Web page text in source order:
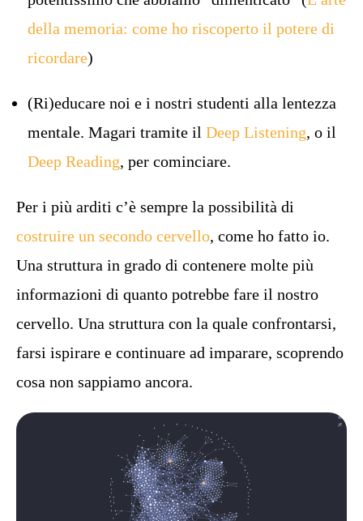
della memoria: come ho riscoperto il potere di
ricordare)
(Ri)educare noi e i nostri studenti alla lentezza
mentale. Magari tramite il Deep Listening, o il
Deep Reading, per cominciare.
Per i più arditi c’è sempre la possibilità di
costruire un secondo cervello, come ho fatto io.
Una struttura in grado di contenere molte più
informazioni di quanto potrebbe fare il nostro
cervello. Una struttura con la quale confrontarsi,
farsi ispirare e continuare ad imparare, scoprendo
cosa non sappiamo ancora.